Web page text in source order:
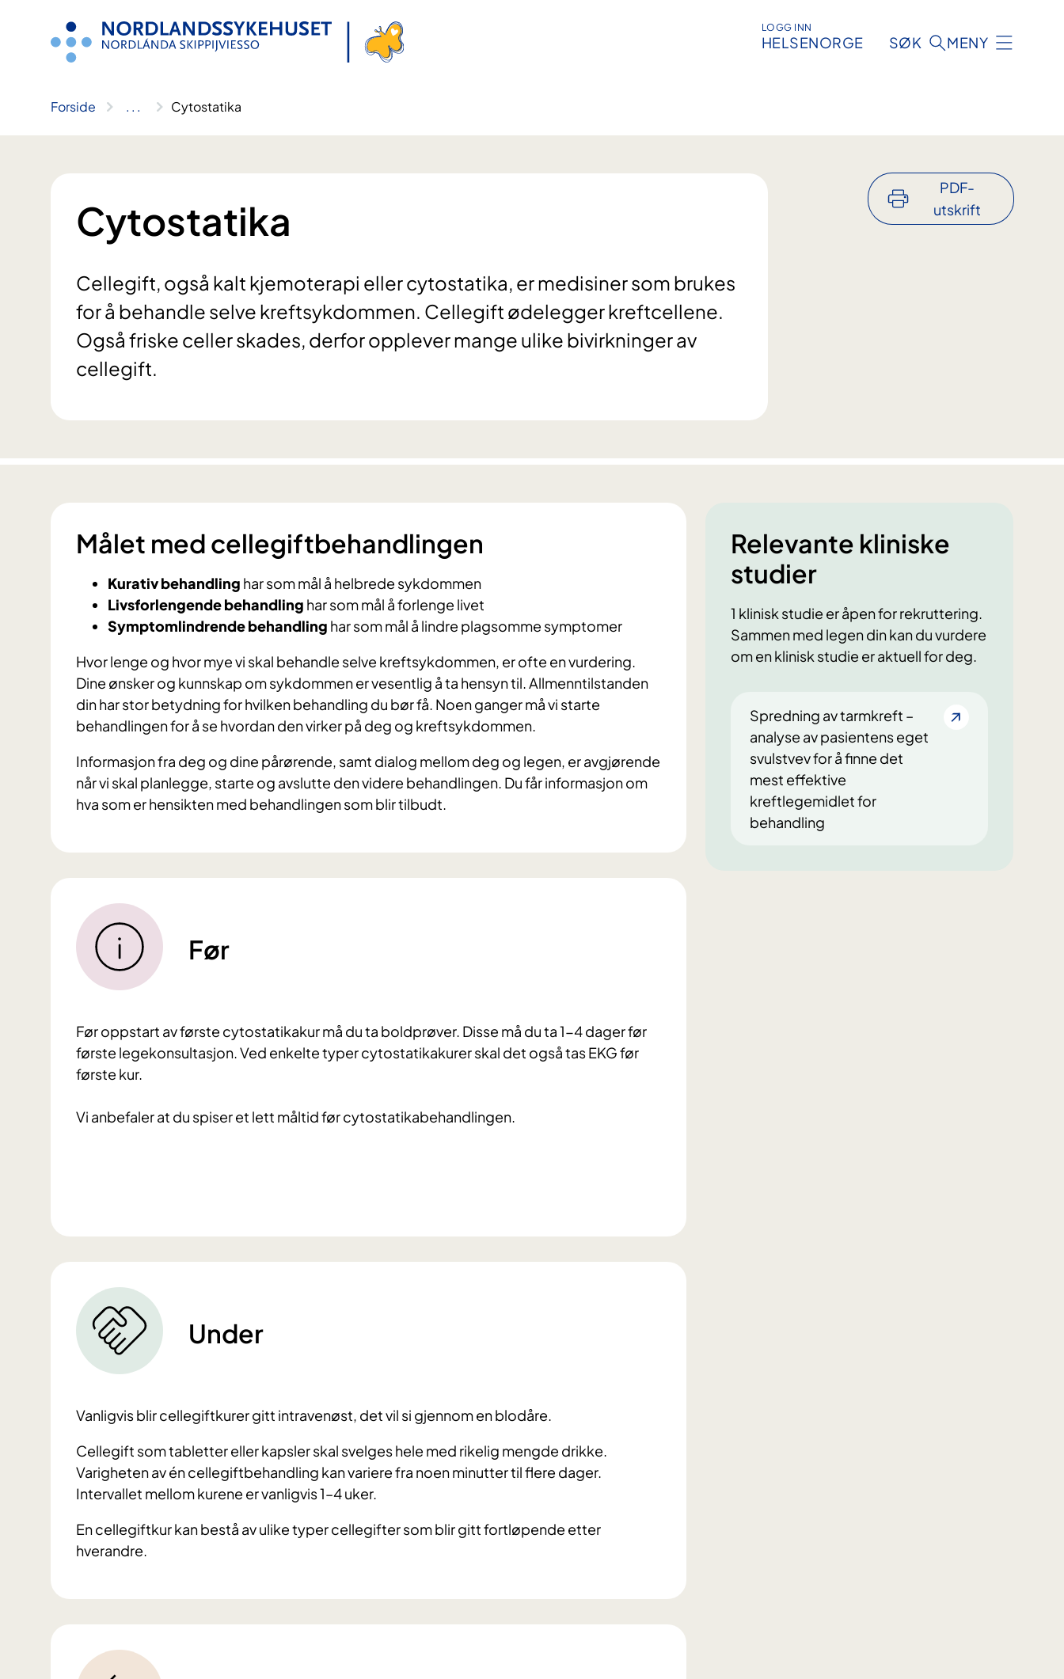
LOGG INN
HELSENORGE SØK MENY
Forside .. . Cytostatika
Cytostatika
Cellegift, også kalt kjemoterapi eller cytostatika, er medisiner som brukes
for å behandle selve kreftsykdommen. Cellegift ødelegger kreftcellene.
Også friske celler skades, derfor opplever mange ulike bivirkninger av
cellegift.
PDF-
utskrift
Målet med cellegiftbehandlingen
Kurativ behandling har som mål å helbrede sykdommen
Livsforlengende behandling har som mål å forlenge livet
Symptomlindrende behandling har som mål å lindre plagsomme symptomer
Hvor lenge og hvor mye vi skal behandle selve kreftsykdommen, er ofte en vurdering.
Dine ønsker og kunnskap om sykdommen er vesentlig å ta hensyn til. Allmenntilstanden
din har stor betydning for hvilken behandling du bør få. Noen ganger må vi starte
behandlingen for å se hvordan den virker på deg og kreftsykdommen.
Informasjon fra deg og dine pårørende, samt dialog mellom deg og legen, er avgjørende
når vi skal planlegge, starte og avslutte den videre behandlingen. Du får informasjon om
hva som er hensikten med behandlingen som blir tilbudt.
Relevante kliniske
studier
1 klinisk studie er åpen for rekruttering.
Sammen med legen din kan du vurdere
om en klinisk studie er aktuell for deg.
Spredning av tarmkreft –
analyse av pasientens eget
svulstvev for å finne det
mest effektive
kreftlegemidlet for
behandling
Før
Før oppstart av første cytostatikakur må du ta boldprøver. Disse må du ta 1-4 dager før
første legekonsultasjon. Ved enkelte typer cytostatikakurer skal det også tas EKG før
første kur.
Vi anbefaler at du spiser et lett måltid før cytostatikabehandlingen.
Under
Vanligvis blir cellegiftkurer gitt intravenøst, det vil si gjennom en blodåre.
Cellegift som tabletter eller kapsler skal svelges hele med rikelig mengde drikke.
Varigheten av én cellegiftbehandling kan variere fra noen minutter til flere dager.
Intervallet mellom kurene er vanligvis 1–4 uker.
En cellegiftkur kan bestå av ulike typer cellegifter som blir gitt fortløpende etter
hverandre.